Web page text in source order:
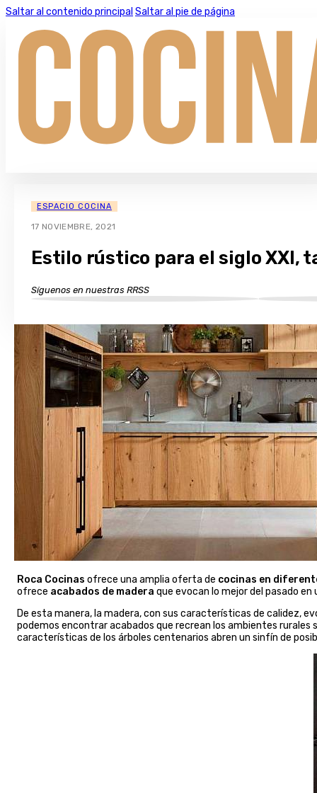
Saltar al contenido principal Saltar al pie de página
ESPACIO COCINA
17 NOVIEMBRE, 2021
Estilo rústico para el siglo XXI,
Síguenos en nuestras RRSS
Roca Cocinas ofrece una amplia oferta de cocinas en
ofrece acabados de madera que evocan lo mejor del pasado
De esta manera, la madera, con sus características de calidez,
podemos encontrar acabados que recrean los ambientes
características de los árboles centenarios abren un sinfín de